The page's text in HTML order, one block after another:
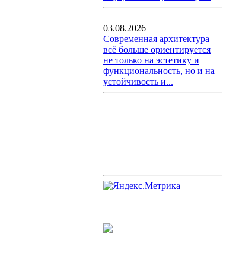
03.08.2026
Современная архитектура
всё больше ориентируется
не только на эстетику и
функциональность, но и на
устойчивость и...